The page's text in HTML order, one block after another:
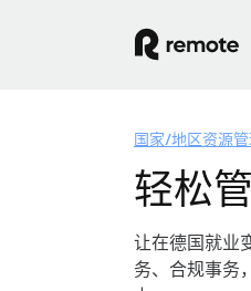
国家/地区资源
轻松
让在德国就业
务、合规事务